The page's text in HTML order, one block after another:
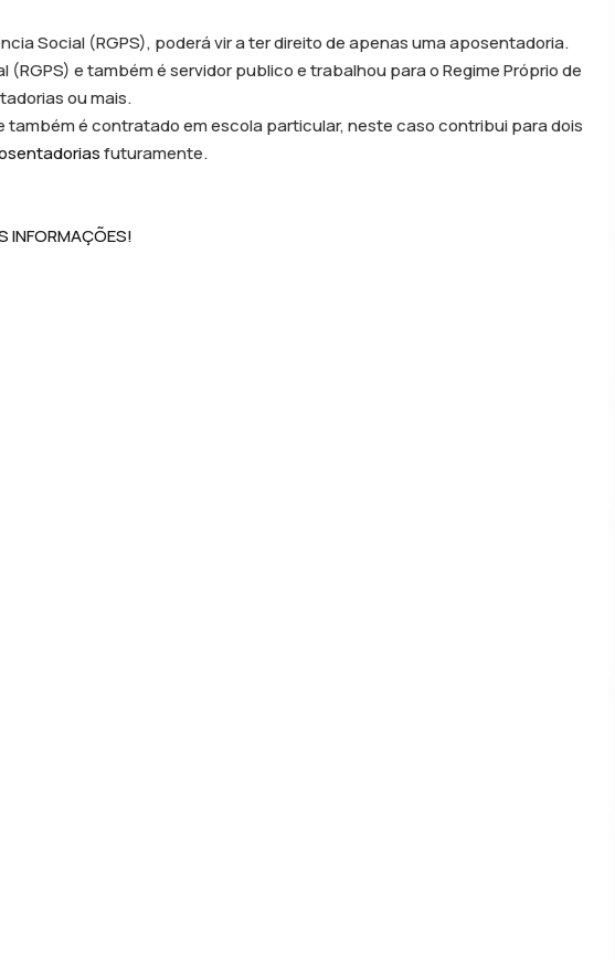
Social (RGPS), poderá vir a ter direito de apenas uma aposentadoria.
e também é servidor publico e trabalhou para o Regime Próprio de
ou mais.
é contratado em escola particular, neste caso contribui para dois
futuramente.
INFORMAÇÕES!